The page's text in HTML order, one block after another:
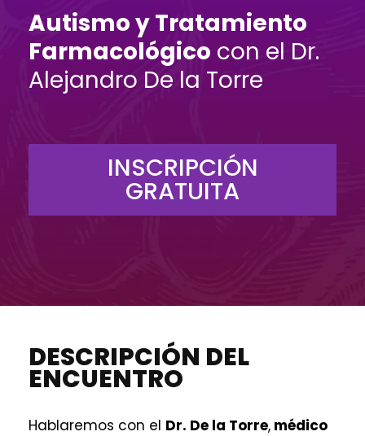
Autismo y Tratamiento
Farmacológico con el Dr.
Alejandro De la Torre
INSCRIPCIÓN
GRATUITA
DESCRIPCIÓN DEL
ENCUENTRO
Hablaremos con el Dr. De la Torre, médico